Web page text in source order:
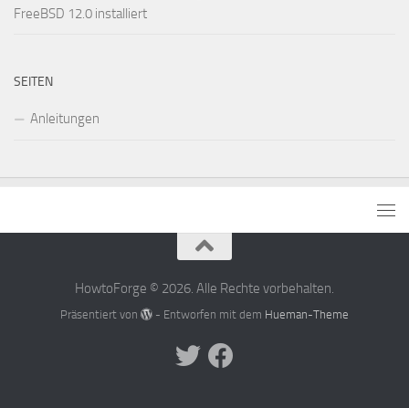
FreeBSD 12.0 installiert
SEITEN
Anleitungen
HowtoForge © 2026. Alle Rechte vorbehalten.
Präsentiert von - Entworfen mit dem Hueman-Theme